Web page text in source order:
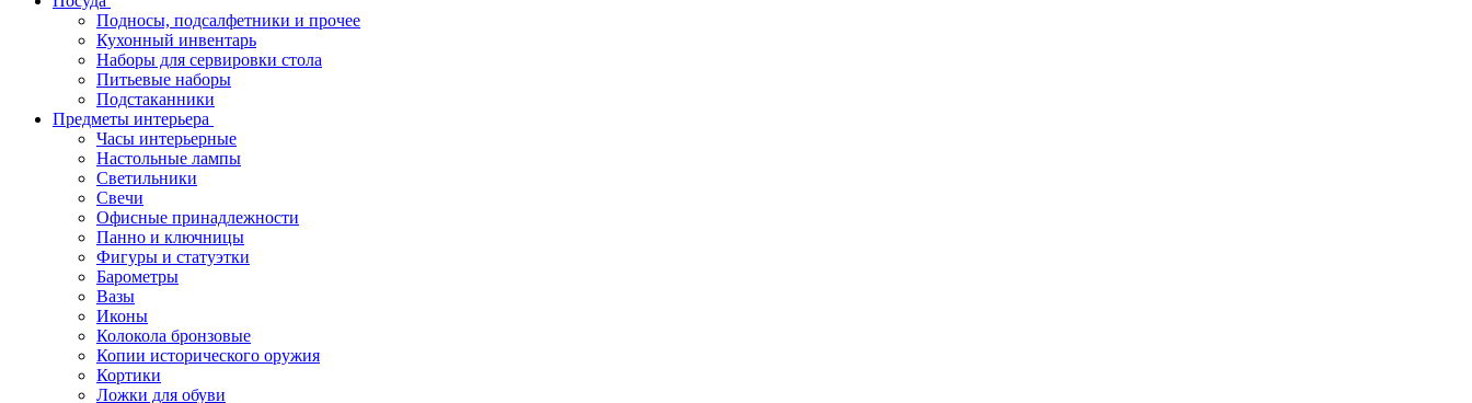
Подносы, подсалфетники и прочее
Кухонный инвентарь
Наборы для сервировки стола
Питьевые наборы
Подстаканники
Предметы интерьера
Часы интерьерные
Настольные лампы
Светильники
Свечи
Офисные принадлежности
Панно и ключницы
Фигуры и статуэтки
Барометры
Вазы
Иконы
Колокола бронзовые
Копии исторического оружия
Кортики
Ложки для обуви